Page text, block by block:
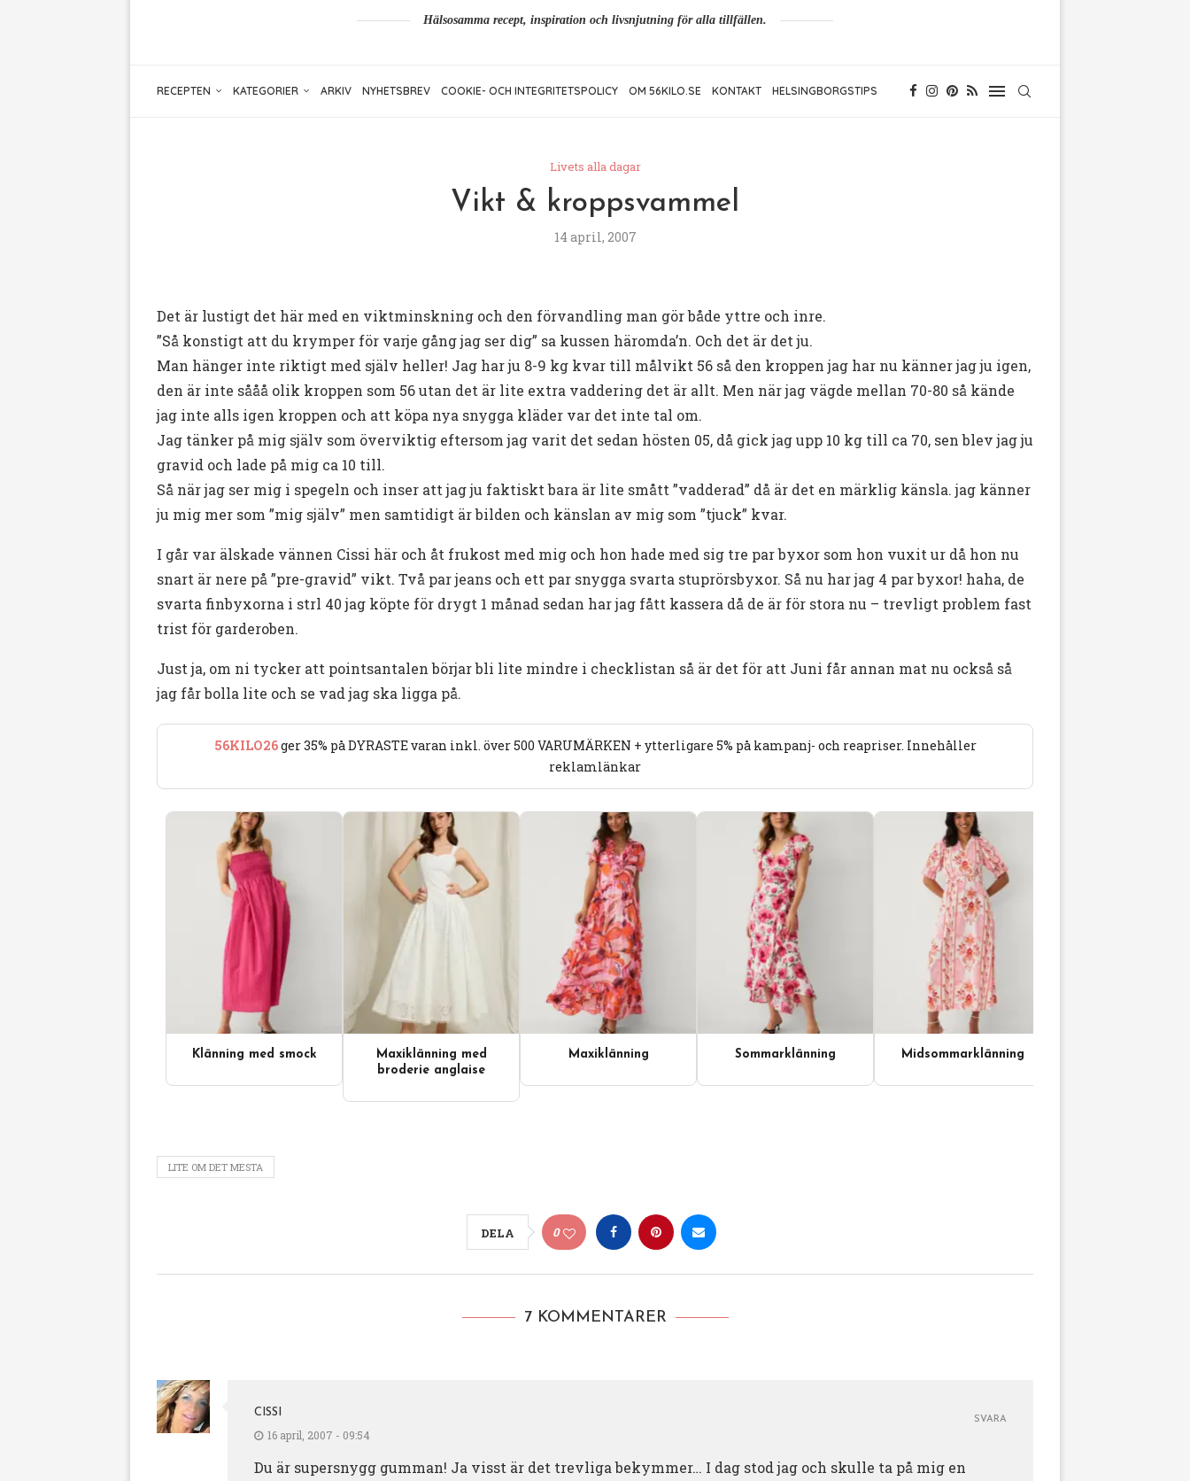
Hälsosamma recept, inspiration och livsnjutning för alla tillfällen.
RECEPTEN KATEGORIER ARKIV NYHETSBREV COOKIE- OCH INTEGRITETSPOLICY OM 56KILO.SE KONTAKT HELSINGBORGSTIPS
Livets alla dagar
Vikt & kroppsvammel
14 april, 2007
Det är lustigt det här med en viktminskning och den förvandling man gör både yttre och inre.
”Så konstigt att du krymper för varje gång jag ser dig” sa kussen häromda’n. Och det är det ju.
Man hänger inte riktigt med själv heller! Jag har ju 8-9 kg kvar till målvikt 56 så den kroppen jag har nu känner jag ju igen,
den är inte sååå olik kroppen som 56 utan det är lite extra vaddering det är allt. Men när jag vägde mellan 70-80 så kände
jag inte alls igen kroppen och att köpa nya snygga kläder var det inte tal om.
Jag tänker på mig själv som överviktig eftersom jag varit det sedan hösten 05, då gick jag upp 10 kg till ca 70, sen blev jag ju
gravid och lade på mig ca 10 till.
Så när jag ser mig i spegeln och inser att jag ju faktiskt bara är lite smått ”vadderad” då är det en märklig känsla. jag känner
ju mig mer som ”mig själv” men samtidigt är bilden och känslan av mig som ”tjuck” kvar.
I går var älskade vännen Cissi här och åt frukost med mig och hon hade med sig tre par byxor som hon vuxit ur då hon nu
snart är nere på ”pre-gravid” vikt. Två par jeans och ett par snygga svarta stuprörsbyxor. Så nu har jag 4 par byxor! haha, de
svarta finbyxorna i strl 40 jag köpte för drygt 1 månad sedan har jag fått kassera då de är för stora nu – trevligt problem fast
trist för garderoben.
Just ja, om ni tycker att pointsantalen börjar bli lite mindre i checklistan så är det för att Juni får annan mat nu också så
jag får bolla lite och se vad jag ska ligga på.
56KILO26ger 35% på DYRASTE varan inkl. över 500 VARUMÄRKEN + ytterligare 5% på kampanj- och reapriser. Innehåller
reklamlänkar
Videoinnehåll
Klänning med smock
Maxiklänning med
broderie anglaise
Maxiklänning Sommarklänning Midsommarklänning
LITE OM DET MESTA
DELA 0
7 KOMMENTARER
CISSI
16 april, 2007 - 09:54
Du är supersnygg gumman! Ja visst är det trevliga bekymmer… I dag stod jag och skulle ta på mig en
SVARA